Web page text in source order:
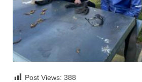
Post Views: 388